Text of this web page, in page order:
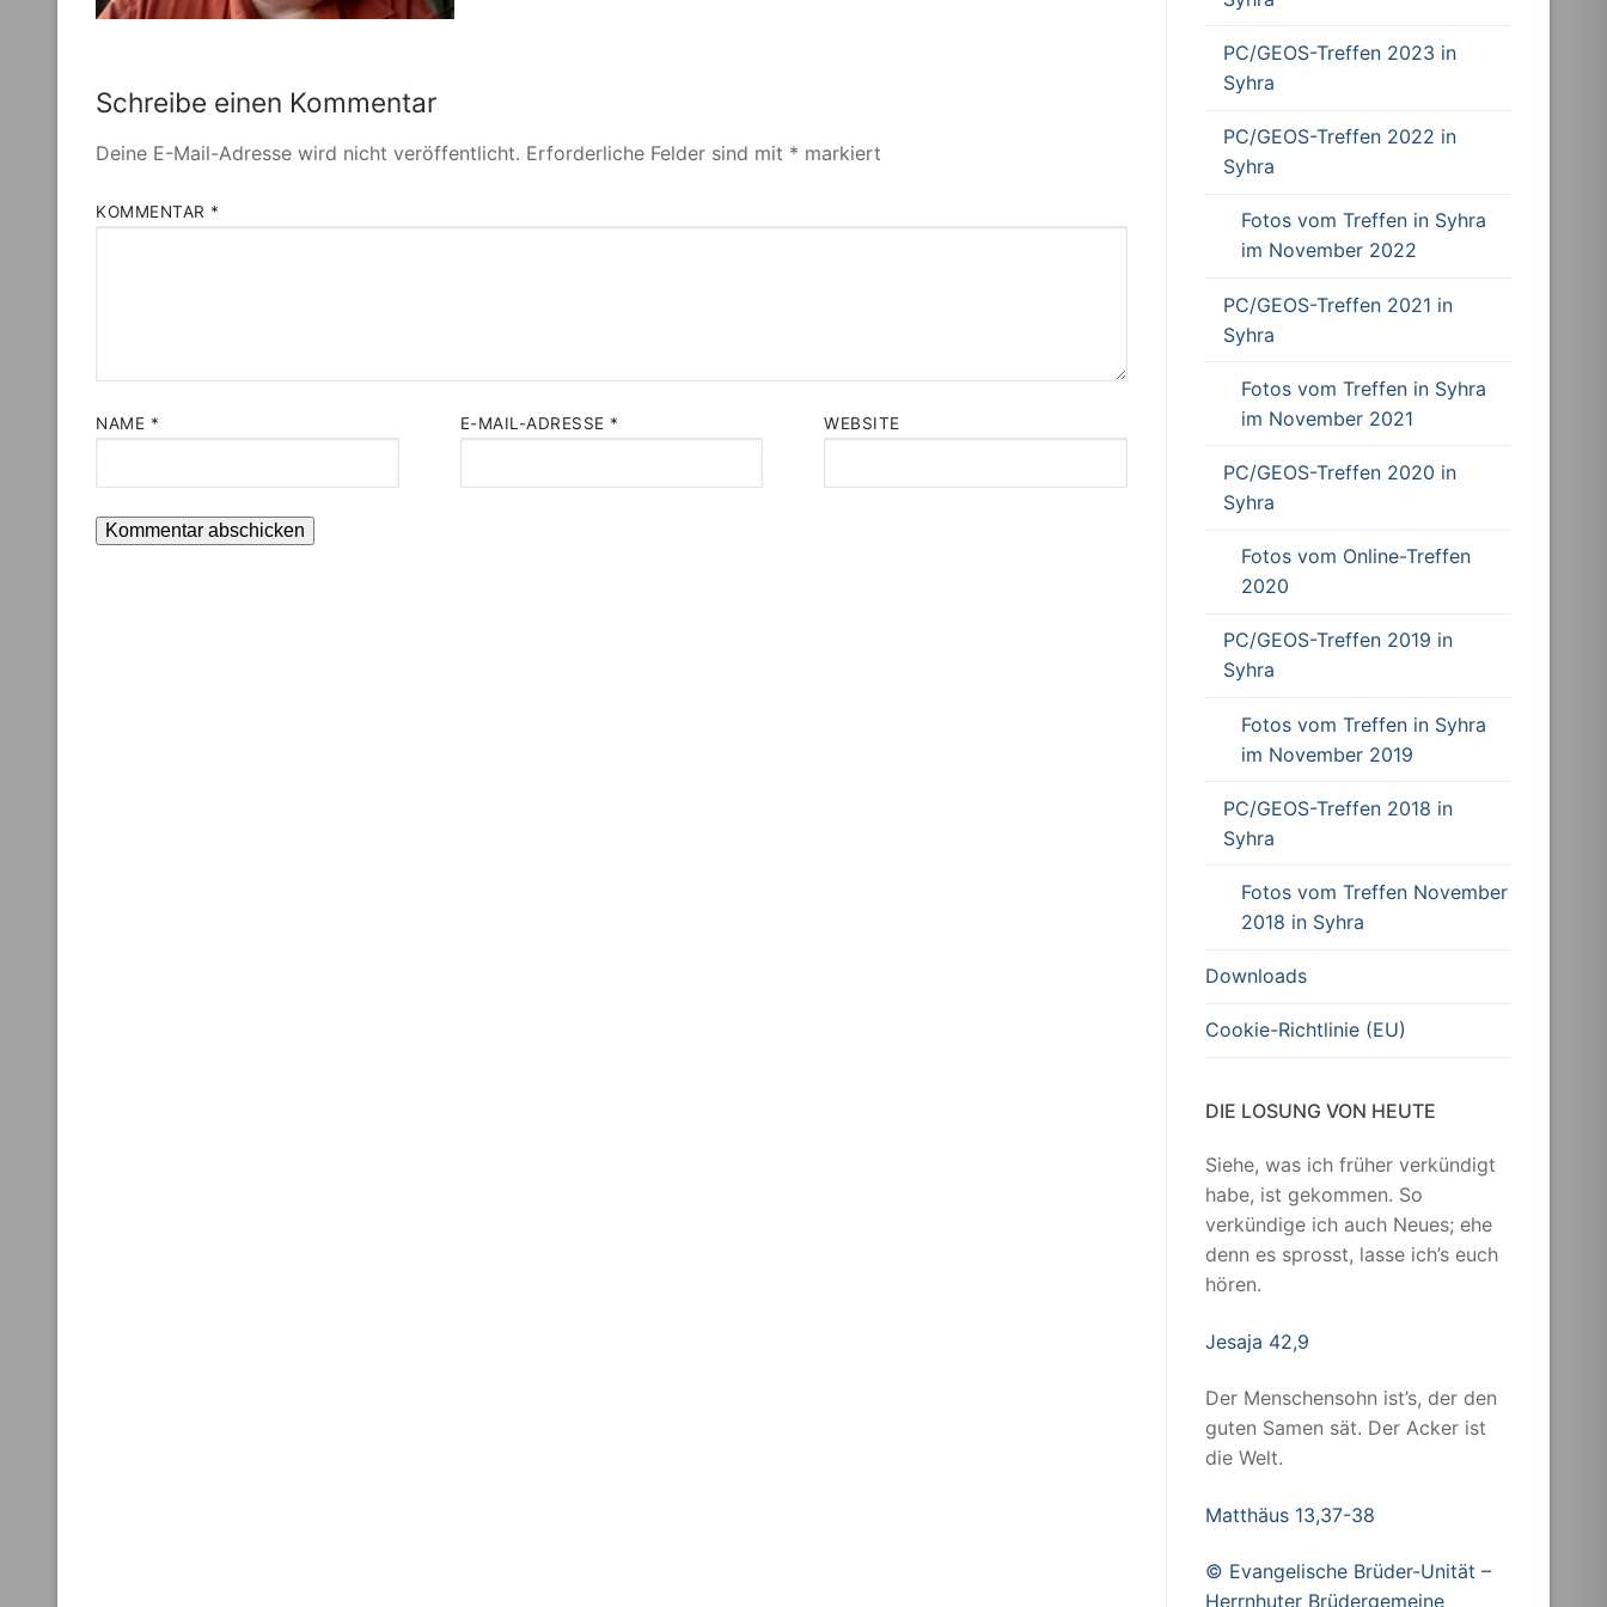
Schreibe einen Kommentar
Deine E-Mail-Adresse wird nicht veröffentlicht. Erforderliche Felder sind mit * markiert
KOMMENTAR *
NAME * E-MAIL-ADRESSE * WEBSITE
PC/GEOS-Treffen 2023 in
Syhra
PC/GEOS-Treffen 2022 in
Syhra
Fotos vom Treffen in Syhra
im November 2022
PC/GEOS-Treffen 2021 in
Syhra
Fotos vom Treffen in Syhra
im November 2021
PC/GEOS-Treffen 2020 in
Syhra
Fotos vom Online-Treffen
2020
PC/GEOS-Treffen 2019 in
Syhra
Fotos vom Treffen in Syhra
im November 2019
PC/GEOS-Treffen 2018 in
Syhra
Fotos vom Treffen November
2018 in Syhra
Downloads
Cookie-Richtlinie (EU)
DIE LOSUNG VON HEUTE
Siehe, was ich früher verkündigt
habe, ist gekommen. So
verkündige ich auch Neues; ehe
denn es sprosst, lasse ich’s euch
hören.
Jesaja 42,9
Der Menschensohn ist’s, der den
guten Samen sät. Der Acker ist
die Welt.
Matthäus 13,37-38
© Evangelische Brüder-Unität –
Herrnhuter Brüdergemeine